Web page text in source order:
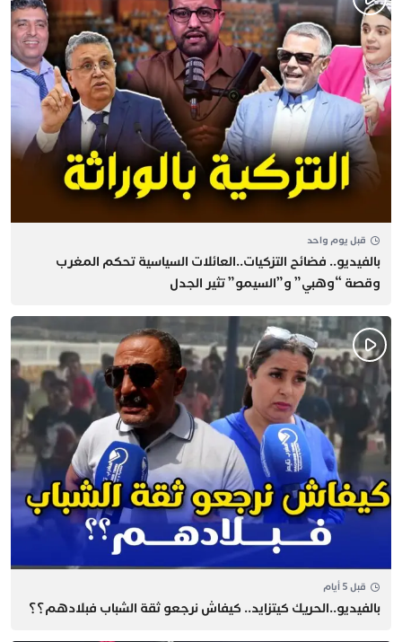
قبل يوم واحد
بالفيديو.. فضائح التزكيات..العائلات السياسية تحكم المغرب
وقصة “وهبي” و”السيمو” تثير الجدل
قبل 5 أيام
بالفيديو..الحريك كيتزايد.. كيفاش نرجعو ثقة الشباب فبلادهم؟؟